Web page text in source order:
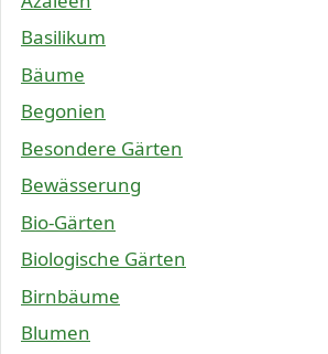
Basilikum
Bäume
Begonien
Besondere Gärten
Bewässerung
Bio-Gärten
Biologische Gärten
Birnbäume
Blumen